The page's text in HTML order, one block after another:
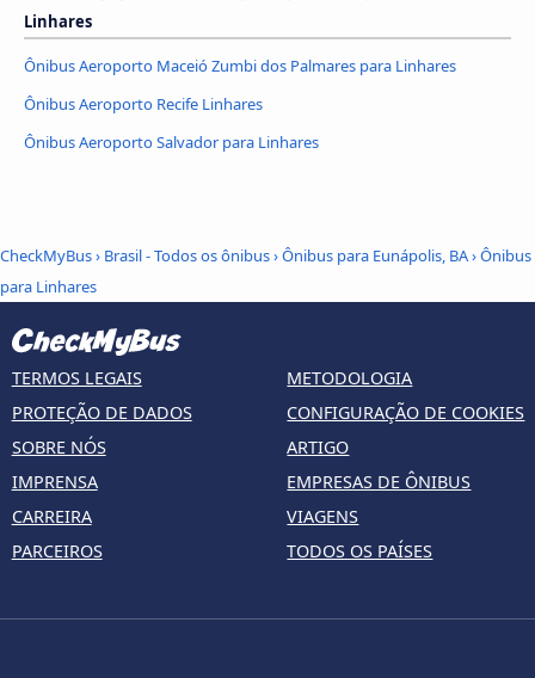
Linhares
Ônibus Aeroporto Maceió Zumbi dos Palmares para Linhares
Ônibus Aeroporto Recife Linhares
Ônibus Aeroporto Salvador para Linhares
CheckMyBus› Brasil - Todos os ônibus›Ônibus para Eunápolis, BA›Ônibus
para Linhares
TERMOS LEGAIS
PROTEÇÃO DE DADOS
SOBRE NÓS
IMPRENSA
CARREIRA
PARCEIROS
METODOLOGIA
CONFIGURAÇÃO DE COOKIES
ARTIGO
EMPRESAS DE ÔNIBUS
VIAGENS
TODOS OS PAÍSES